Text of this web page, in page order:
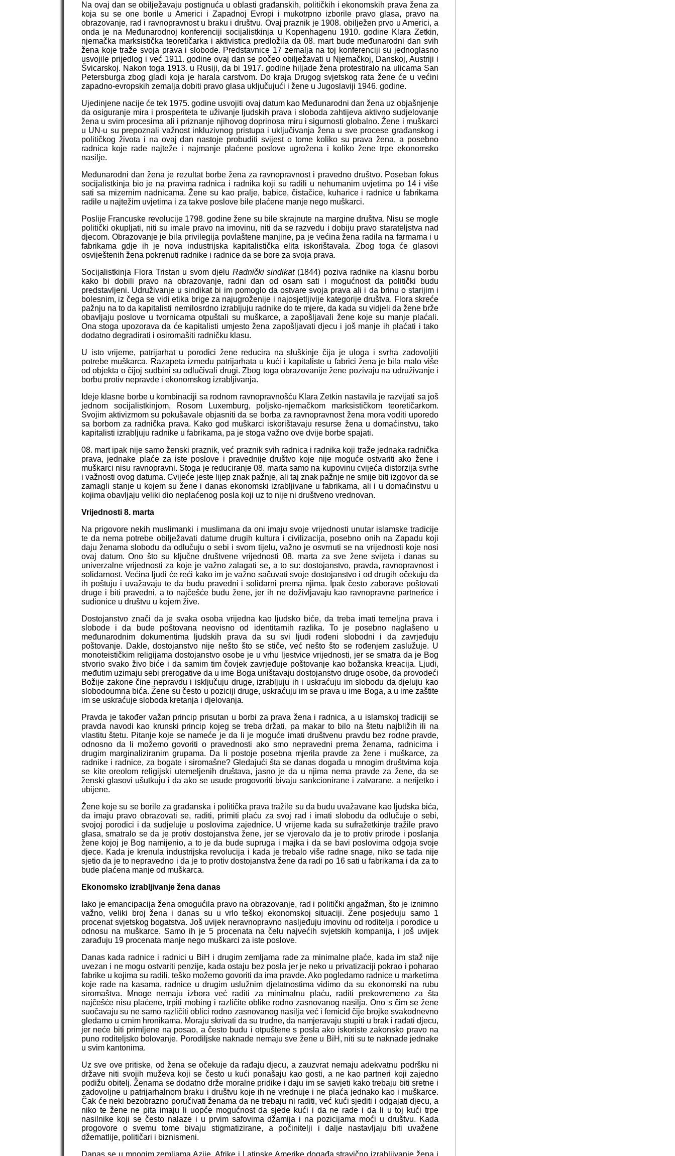
Na ovaj dan se obilježavaju postignuća u oblasti građanskih, političkih i ekonomskih prava žena za
koja su se one borile u Americi i Zapadnoj Evropi i mukotrpno izborile pravo glasa, pravo na
obrazovanje, rad i ravnopravnost u braku i društvu. Ovaj praznik je 1908. obilježen prvo u Americi, a
onda je na Međunarodnoj konferenciji socijalistkinja u Kopenhagenu 1910. godine Klara Zetkin,
njemačka marksistička teoretičarka i aktivistica predložila da 08. mart bude međunarodni dan svih
žena koje traže svoja prava i slobode. Predstavnice 17 zemalja na toj konferenciji su jednoglasno
usvojile prijedlog i već 1911. godine ovaj dan se počeo obilježavati u Njemačkoj, Danskoj, Austriji i
Švicarskoj. Nakon toga 1913. u Rusiji, da bi 1917. godine hiljade žena protestiralo na ulicama San
Petersburga zbog gladi koja je harala carstvom. Do kraja Drugog svjetskog rata žene će u većini
zapadno-evropskih zemalja dobiti pravo glasa uključujući i žene u Jugoslaviji 1946. godine.
Ujedinjene nacije će tek 1975. godine usvojiti ovaj datum kao Međunarodni dan žena uz objašnjenje
da osiguranje mira i prosperiteta te uživanje ljudskih prava i sloboda zahtijeva aktivno sudjelovanje
žena u svim procesima ali i priznanje njihovog doprinosa miru i sigurnosti globalno. Žene i muškarci
u UN-u su prepoznali važnost inkluzivnog pristupa i uključivanja žena u sve procese građanskog i
političkog života i na ovaj dan nastoje probuditi svijest o tome koliko su prava žena, a posebno
radnica koje rade najteže i najmanje plaćene poslove ugrožena i koliko žene trpe ekonomsko
nasilje.
Međunarodni dan žena je rezultat borbe žena za ravnopravnost i pravedno društvo. Poseban fokus
socijalistkinja bio je na pravima radnica i radnika koji su radili u nehumanim uvjetima po 14 i više
sati sa mizernim nadnicama. Žene su kao pralje, babice, čistačice, kuharice i radnice u fabrikama
radile u najtežim uvjetima i za takve poslove bile plaćene manje nego muškarci.
Poslije Francuske revolucije 1798. godine žene su bile skrajnute na margine društva. Nisu se mogle
politički okupljati, niti su imale pravo na imovinu, niti da se razvedu i dobiju pravo starateljstva nad
djecom. Obrazovanje je bila privilegija povlaštene manjine, pa je većina žena radila na farmama i u
fabrikama gdje ih je nova industrijska kapitalistička elita iskorištavala. Zbog toga će glasovi
osviještenih žena pokrenuti radnike i radnice da se bore za svoja prava.
Socijalistkinja Flora Tristan u svom djelu Radnički sindikat(1844) poziva radnike na klasnu borbu
kako bi dobili pravo na obrazovanje, radni dan od osam sati i mogućnost da politički budu
predstavljeni. Udruživanje u sindikat bi im pomoglo da ostvare svoja prava ali i da brinu o starijim i
bolesnim, iz čega se vidi etika brige za najugroženije i najosjetljivije kategorije društva. Flora skreće
pažnju na to da kapitalisti nemilosrdno izrabljuju radnike do te mjere, da kada su vidjeli da žene brže
obavljaju poslove u tvornicama otpuštali su muškarce, a zapošljavali žene koje su manje plaćali.
Ona stoga upozorava da će kapitalisti umjesto žena zapošljavati djecu i još manje ih plaćati i tako
dodatno degradirati i osiromašiti radničku klasu.
U isto vrijeme, patrijarhat u porodici žene reducira na sluškinje čija je uloga i svrha zadovoljiti
potrebe muškarca. Razapeta između patrijarhata u kući i kapitaliste u fabrici žena je bila malo više
od objekta o čijoj sudbini su odlučivali drugi. Zbog toga obrazovanije žene pozivaju na udruživanje i
borbu protiv nepravde i ekonomskog izrabljivanja.
Ideje klasne borbe u kombinaciji sa rodnom ravnopravnošću Klara Zetkin nastavila je razvijati sa još
jednom socijalistkinjom, Rosom Luxemburg, poljsko-njemačkom marksističkom teoretičarkom.
Svojim aktivizmom su pokušavale objasniti da se borba za ravnopravnost žena mora voditi uporedo
sa borbom za radnička prava. Kako god muškarci iskorištavaju resurse žena u domaćinstvu, tako
kapitalisti izrabljuju radnike u fabrikama, pa je stoga važno ove dvije borbe spajati.
08. mart ipak nije samo ženski praznik, već praznik svih radnica i radnika koji traže jednaka radnička
prava, jednake plaće za iste poslove i pravednije društvo koje nije moguće ostvariti ako žene i
muškarci nisu ravnopravni. Stoga je reduciranje 08. marta samo na kupovinu cvijeća distorzija svrhe
i važnosti ovog datuma. Cvijeće jeste lijep znak pažnje, ali taj znak pažnje ne smije biti izgovor da se
zamagli stanje u kojem su žene i danas ekonomski izrabljivane u fabrikama, ali i u domaćinstvu u
kojima obavljaju veliki dio neplaćenog posla koji uz to nije ni društveno vrednovan.
Vrijednosti 8. marta
Na prigovore nekih muslimanki i muslimana da oni imaju svoje vrijednosti unutar islamske tradicije
te da nema potrebe obilježavati datume drugih kultura i civilizacija, posebno onih na Zapadu koji
daju ženama slobodu da odlučuju o sebi i svom tijelu, važno je osvrnuti se na vrijednosti koje nosi
ovaj datum. Ono što su ključne društvene vrijednosti 08. marta za sve žene svijeta i danas su
univerzalne vrijednosti za koje je važno zalagati se, a to su: dostojanstvo, pravda, ravnopravnost i
solidarnost. Većina ljudi će reći kako im je važno sačuvati svoje dostojanstvo i od drugih očekuju da
ih poštuju i uvažavaju te da budu pravedni i solidarni prema njima. Ipak često zaborave poštovati
druge i biti pravedni, a to najčešće budu žene, jer ih ne doživljavaju kao ravnopravne partnerice i
sudionice u društvu u kojem žive.
Dostojanstvo znači da je svaka osoba vrijedna kao ljudsko biće, da treba imati temeljna prava i
slobode i da bude poštovana neovisno od identitarnih razlika. To je posebno naglašeno u
međunarodnim dokumentima ljudskih prava da su svi ljudi rođeni slobodni i da zavrjeđuju
poštovanje. Dakle, dostojanstvo nije nešto što se stiče, već nešto što se rođenjem zaslužuje. U
monoteističkim religijama dostojanstvo osobe je u vrhu ljestvice vrijednosti, jer se smatra da je Bog
stvorio svako živo biće i da samim tim čovjek zavrjeđuje poštovanje kao božanska kreacija. Ljudi,
međutim uzimaju sebi prerogative da u ime Boga uništavaju dostojanstvo druge osobe, da provodeći
Božije zakone čine nepravdu i isključuju druge, izrabljuju ih i uskraćuju im slobodu da djeluju kao
slobodoumna bića. Žene su često u poziciji druge, uskraćuju im se prava u ime Boga, a u ime zaštite
im se uskraćuje sloboda kretanja i djelovanja.
Pravda je također važan princip prisutan u borbi za prava žena i radnica, a u islamskoj tradiciji se
pravda navodi kao krunski princip kojeg se treba držati, pa makar to bilo na štetu najbližih ili na
vlastitu štetu. Pitanje koje se nameće je da li je moguće imati društvenu pravdu bez rodne pravde,
odnosno da li možemo govoriti o pravednosti ako smo nepravedni prema ženama, radnicima i
drugim marginaliziranim grupama. Da li postoje posebna mjerila pravde za žene i muškarce, za
radnike i radnice, za bogate i siromašne? Gledajući šta se danas događa u mnogim društvima koja
se kite oreolom religijski utemeljenih društava, jasno je da u njima nema pravde za žene, da se
ženski glasovi ušutkuju i da ako se usude progovoriti bivaju sankcionirane i zatvarane, a nerijetko i
ubijene.
Žene koje su se borile za građanska i politička prava tražile su da budu uvažavane kao ljudska bića,
da imaju pravo obrazovati se, raditi, primiti plaću za svoj rad i imati slobodu da odlučuje o sebi,
svojoj porodici i da sudjeluje u poslovima zajednice. U vrijeme kada su sufražetkinje tražile pravo
glasa, smatralo se da je protiv dostojanstva žene, jer se vjerovalo da je to protiv prirode i poslanja
žene kojoj je Bog namijenio, a to je da bude supruga i majka i da se bavi poslovima odgoja svoje
djece. Kada je krenula industrijska revolucija i kada je trebalo više radne snage, niko se tada nije
sjetio da je to nepravedno i da je to protiv dostojanstva žene da radi po 16 sati u fabrikama i da za to
bude plaćena manje od muškarca.
Ekonomsko izrabljivanje žena danas
Iako je emancipacija žena omogućila pravo na obrazovanje, rad i politički angažman, što je iznimno
važno, veliki broj žena i danas su u vrlo teškoj ekonomskoj situaciji. Žene posjeduju samo 1
procenat svjetskog bogatstva. Još uvijek neravnopravno nasljeđuju imovinu od roditelja i porodice u
odnosu na muškarce. Samo ih je 5 procenata na čelu najvećih svjetskih kompanija, i još uvijek
zarađuju 19 procenata manje nego muškarci za iste poslove.
Danas kada radnice i radnici u BiH i drugim zemljama rade za minimalne plaće, kada im staž nije
uvezan i ne mogu ostvariti penzije, kada ostaju bez posla jer je neko u privatizaciji pokrao i poharao
fabrike u kojima su radili, teško možemo govoriti da ima pravde. Ako pogledamo radnice u marketima
koje rade na kasama, radnice u drugim uslužnim djelatnostima vidimo da su ekonomski na rubu
siromaštva. Mnoge nemaju izbora već raditi za minimalnu plaću, raditi prekovremeno za šta
najčešće nisu plaćene, trpiti mobing i različite oblike rodno zasnovanog nasilja. Ono s čim se žene
suočavaju su ne samo različiti oblici rodno zasnovanog nasilja već i femicid čije brojke svakodnevno
gledamo u crnim hronikama. Moraju skrivati da su trudne, da namjeravaju stupiti u brak i rađati djecu,
jer neće biti primljene na posao, a često budu i otpuštene s posla ako iskoriste zakonsko pravo na
puno roditeljsko bolovanje. Porodiljske naknade nemaju sve žene u BiH, niti su te naknade jednake
u svim kantonima.
Uz sve ove pritiske, od žena se očekuje da rađaju djecu, a zauzvrat nemaju adekvatnu podršku ni
države niti svojih muževa koji se često u kući ponašaju kao gosti, a ne kao partneri koji zajedno
podižu obitelj. Ženama se dodatno drže moralne pridike i daju im se savjeti kako trebaju biti sretne i
zadovoljne u patrijarhalnom braku i društvu koje ih ne vrednuje i ne plaća jednako kao i muškarce.
Čak će neki bezobrazno poručivati ženama da ne trebaju ni raditi, već kući sjediti i odgajati djecu, a
niko te žene ne pita imaju li uopće mogućnost da sjede kući i da ne rade i da li u toj kući trpe
nasilnike koji se često nalaze i u prvim safovima džamija i na pozicijama moći u društvu. Kada
progovore o svemu tome bivaju stigmatizirane, a počinitelji i dalje nastavljaju biti uvažene
džematlije, političari i biznismeni.